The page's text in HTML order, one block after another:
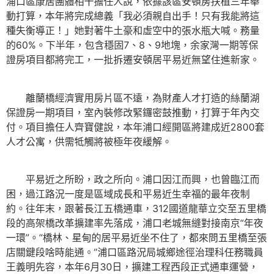
動打算，本年將完成總義「我必須親自出手！只有我能將這
種失衡導正！」她對著牛土豪和虛空中的張水瓶大喊。務量
的60%。下半年，包含穩固7、8、9地塊，余家灣一期等保
證房項目都將完工，一批拆遷安頓居平易近無望住進新家。
離蘭橋經濟實用房片區不遠，為財產人才打造的絲蘭湖
保證房一期項目，室內裝修改緊鑼密鼓推動，打算于年內交
付。項目擔任人齊寶健說，本年浦口經開區將建成近2800套
人才公寓，供需牴觸將被極年夜緩解。
平易近之所盼，政之所向。浦口因江而興，也曾臨江而
困，過江路況一度是區域成長和平易近生幸福的最年夜制
約。往年末，跟著長江五橋通車，312國道龍華立交至五里橋
段的高架橋改革擴建率先落成，浦口老城無縫對接南京“年夜
一環”。“橋林、星甸的居平易近坐不住了，都來問五里橋至張
店關鍵段啥時能通。”浦口區路況局城鄉途徑治理科任務職員
王義明先容，本年6月30日，擴建工程西段正式通車運營，